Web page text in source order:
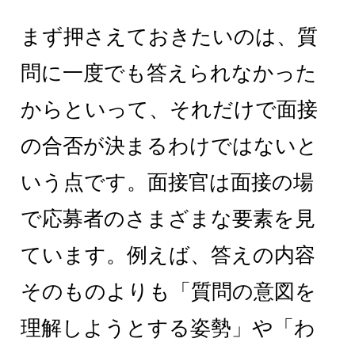
まず押さえておきたいのは、質
問に一度でも答えられなかった
からといって、それだけで面接
の合否が決まるわけではないと
いう点です。面接官は面接の場
で応募者のさまざまな要素を見
ています。例えば、答えの内容
そのものよりも「質問の意図を
理解しようとする姿勢」や「わ